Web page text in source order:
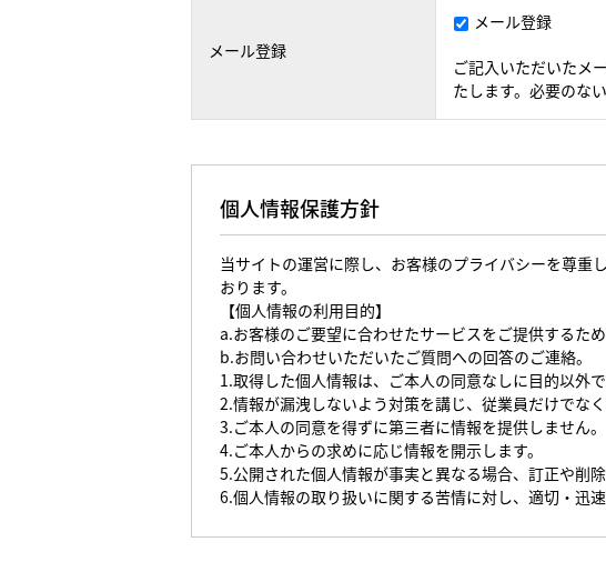
メール登録
メール登録
ご記入いただいたメ
たします。必要のな
個人情報保護方針
当サイトの運営に際し、お客様のプライバシーを尊
おります。
【個人情報の利用目的】
a.お客様のご要望に合わせたサービスをご提供するため
b.お問い合わせいただいたご質問への回答のご連絡。
1.取得した個人情報は、ご本人の同意なしに目的以外で
2.情報が漏洩しないよう対策を講じ、従業員だけでなく
3.ご本人の同意を得ずに第三者に情報を提供しません。
4.ご本人からの求めに応じ情報を開示します。
5.公開された個人情報が事実と異なる場合、訂正や削除
6.個人情報の取り扱いに関する苦情に対し、適切・迅速